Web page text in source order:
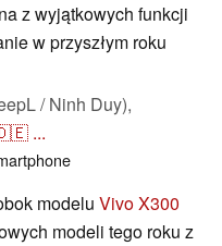
z wyjątkowych funkcji
w przyszłym roku
/ Ninh Duy),
...
modelu Vivo X300
modeli tego roku z